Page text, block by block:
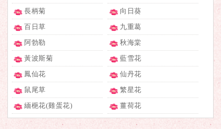
長柄菊
向日葵
百日草
九重葛
阿勃勒
秋海棠
黃波斯菊
藍雪花
鳳仙花
仙丹花
鼠尾草
繁星花
緬梔花(雞蛋花)
薑荷花